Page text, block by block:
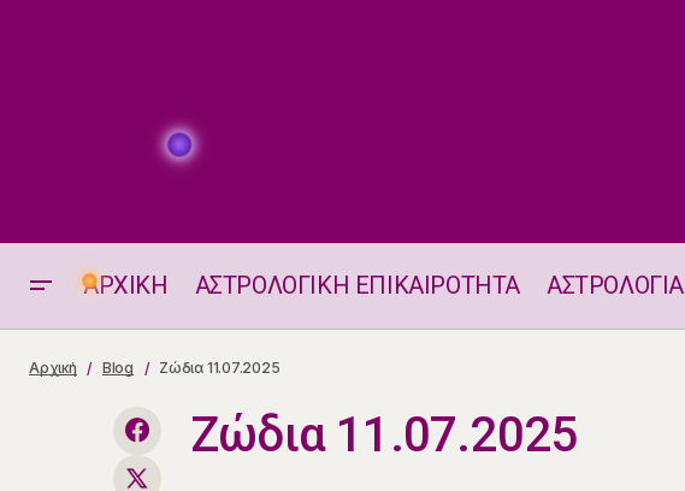
ΑΡΧΙΚΗ ΑΣΤΡΟΛΟΓΙΚΗ ΕΠΙΚΑΙΡΟΤΗΤΑ ΑΣΤΡΟΛΟΓΙΑ
Astro-Challenge για 11.7. Η Καθημερινή
σου Δόση Ευεξίας!
Αρχική Blog Ζώδια 11.07.2025
Ζώδια 11.07.2025